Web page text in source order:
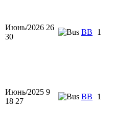
Июнь/2026 26
30
ВВ 1
Июнь/2025 9
18 27
BB 1